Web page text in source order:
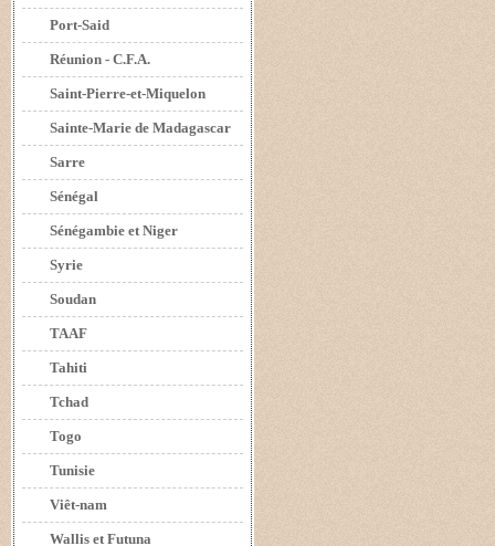
Port-Said
Réunion - C.F.A.
Saint-Pierre-et-Miquelon
Sainte-Marie de Madagascar
Sarre
Sénégal
Sénégambie et Niger
Syrie
Soudan
TAAF
Tahiti
Tchad
Togo
Tunisie
Viêt-nam
Wallis et Futuna